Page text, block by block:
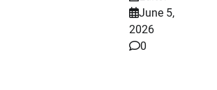
June 5,
2026
0